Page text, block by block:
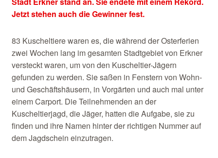
Jetzt stehen auch die Gewinner fest.
83 Kuscheltiere waren es, die während der Osterferien
zwei Wochen lang im gesamten Stadtgebiet von Erkner
versteckt waren, um von den Kuscheltier-Jägern
gefunden zu werden. Sie saßen in Fenstern von Wohn-
und Geschäftshäusern, in Vorgärten und auch mal unter
einem Carport. Die Teilnehmenden an der
Kuscheltierjagd, die Jäger, hatten die Aufgabe, sie zu
finden und ihre Namen hinter der richtigen Nummer auf
dem Jagdschein einzutragen.